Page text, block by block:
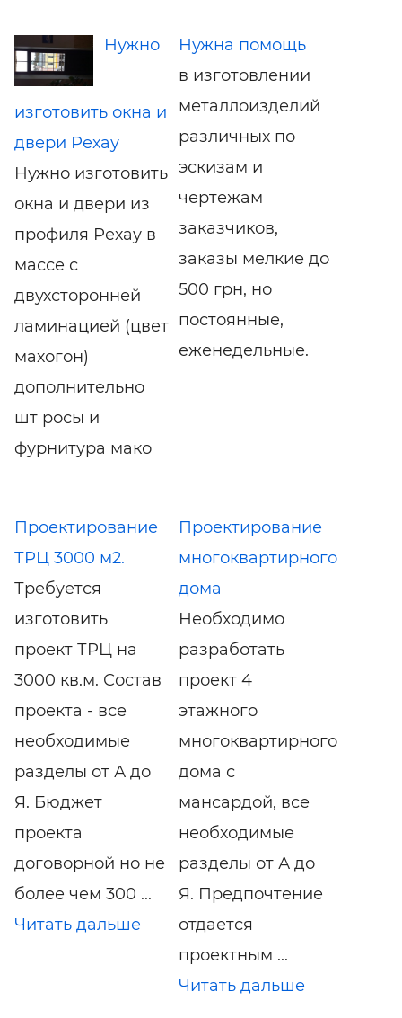
Нужно
изготовить окна и
двери Рехау
Нужно изготовить
окна и двери из
профиля Рехау в
массе с
двухсторонней
ламинацией (цвет
махогон)
дополнительно
шт росы и
фурнитура мако
Нужна помощь
в изготовлении
металлоизделий
различных по
эскизам и
чертежам
заказчиков,
заказы мелкие до
500 грн, но
постоянные,
еженедельные.
Проектирование
ТРЦ 3000 м2.
Требуется
изготовить
проект ТРЦ на
3000 кв.м. Состав
проекта - все
необходимые
разделы от А до
Я. Бюджет
проекта
договорной но не
более чем 300 ...
Читать дальше
Проектирование
многоквартирного
дома
Необходимо
разработать
проект 4
этажного
многоквартирного
дома с
мансардой, все
необходимые
разделы от А до
Я. Предпочтение
отдается
проектным ...
Читать дальше